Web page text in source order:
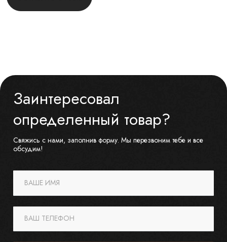
Заинтересовал
определенный товар?
Свяжись с нами, заполнив форму. Мы перезвоним тебе и все
обсудим!
ВАШЕ ИМЯ
ВАШ ТЕЛЕФОН